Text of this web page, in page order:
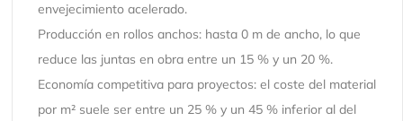
envejecimiento acelerado.
Producción en rollos anchos: hasta 0 m de ancho, lo que
reduce las juntas en obra entre un 15 % y un 20 %.
Economía competitiva para proyectos: el coste del material
por m² suele ser entre un 25 % y un 45 % inferior al del